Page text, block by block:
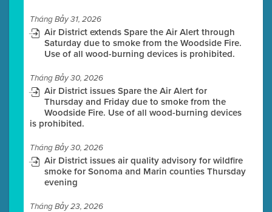
Tháng Bảy 31, 2026
Air District extends Spare the Air Alert through
Saturday due to smoke from the Woodside Fire.
Use of all wood-burning devices is prohibited.
Tháng Bảy 30, 2026
Air District issues Spare the Air Alert for
Thursday and Friday due to smoke from the
Woodside Fire. Use of all wood-burning devices
is prohibited.
Tháng Bảy 30, 2026
Air District issues air quality advisory for wildfire
smoke for Sonoma and Marin counties Thursday
evening
Tháng Bảy 23, 2026